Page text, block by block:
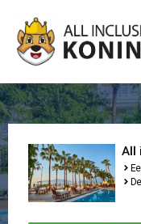
naar
inhoud
All